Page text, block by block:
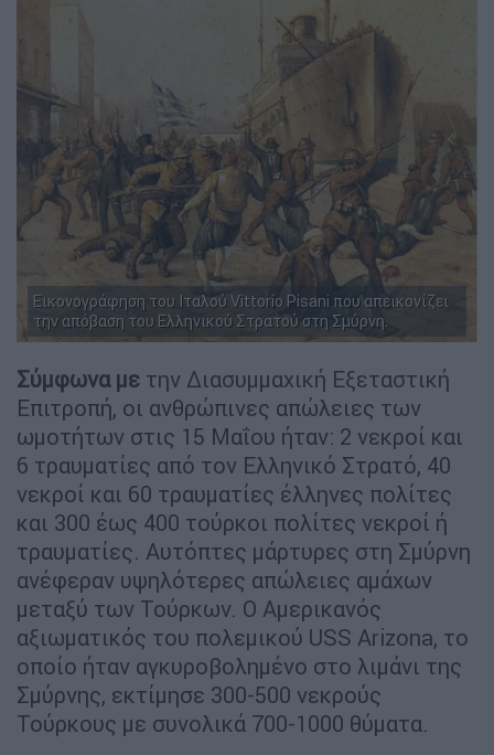
Εικονογράφηση του Ιταλού Vittorio Pisani που απεικονίζει
την απόβαση του Ελληνικού Στρατού στη Σμύρνη.
Σύμφωνα με την Διασυμμαχική Εξεταστική
Επιτροπή, οι ανθρώπινες απώλειες των
ωμοτήτων στις 15 Μαΐου ήταν: 2 νεκροί και
6 τραυματίες από τον Ελληνικό Στρατό, 40
νεκροί και 60 τραυματίες έλληνες πολίτες
και 300 έως 400 τούρκοι πολίτες νεκροί ή
τραυματίες. Αυτόπτες μάρτυρες στη Σμύρνη
ανέφεραν υψηλότερες απώλειες αμάχων
μεταξύ των Τούρκων. Ο Αμερικανός
αξιωματικός του πολεμικού USS Arizona, το
οποίο ήταν αγκυροβολημένο στο λιμάνι της
Σμύρνης, εκτίμησε 300-500 νεκρούς
Τούρκους με συνολικά 700-1000 θύματα.